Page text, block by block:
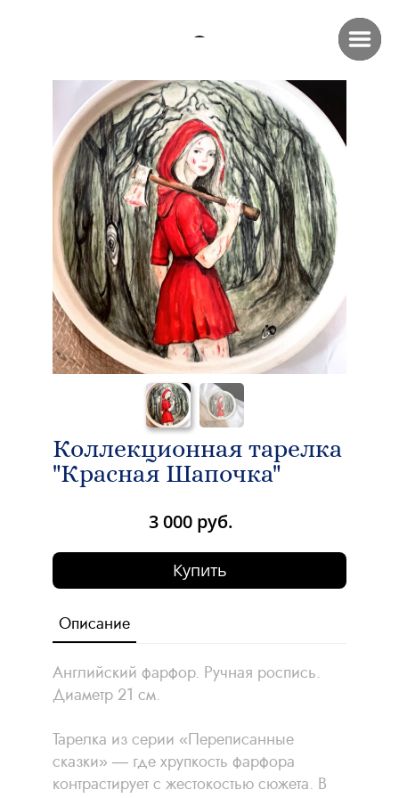
Коллекционная тарелка
"Красная Шапочка"
3 000 руб.
Купить
Описание
Английский фарфор. Ручная роспись.
Диаметр 21 см.
Тарелка из серии «Переписанные
сказки» — где хрупкость фарфора
контрастирует с жестокостью сюжета. В